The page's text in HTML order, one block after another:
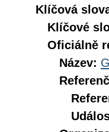
Klíčová
Klíčové
Oficiálně
Název: